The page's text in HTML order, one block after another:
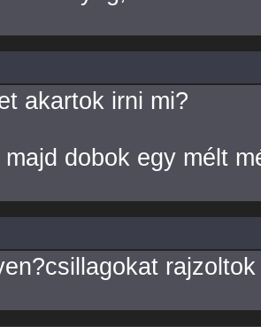
akartok irni mi?
dobok egy mélt